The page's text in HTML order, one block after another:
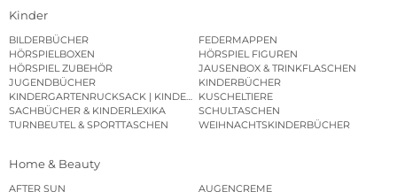
BILDERBÜCHER
FEDERMAPPEN
HÖRSPIELBOXEN
HÖRSPIEL FIGUREN
HÖRSPIEL ZUBEHÖR
JAUSENBOX & TRINKFLASCHEN
JUGENDBÜCHER
KINDERBÜCHER
KINDERGARTENRUCKSACK | KINDERGARTENBEUTEL
KUSCHELTIERE
SACHBÜCHER & KINDERLEXIKA
SCHULTASCHEN
Home & Beauty